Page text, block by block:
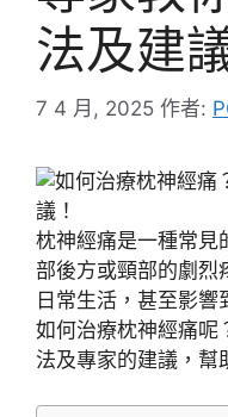
法及建
7 4 月, 2025 作者:
枕神經痛是一種常見
部後方或頸部的劇烈
日常生活，甚至影
如何治療枕神經痛呢
法及專家的建議，幫